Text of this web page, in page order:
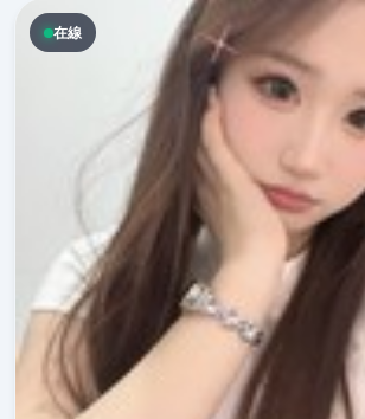
在線